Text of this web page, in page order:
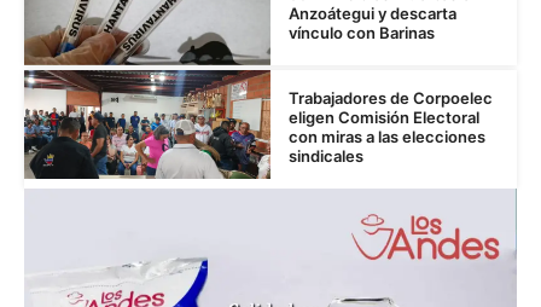
Anzoátegui y descarta
vínculo con Barinas
Trabajadores de Corpoelec
eligen Comisión Electoral
con miras a las elecciones
sindicales